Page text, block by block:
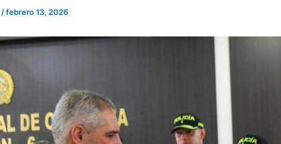
/febrero 13, 2026